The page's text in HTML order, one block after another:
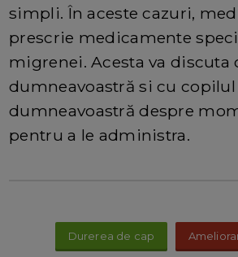
simpli. În aceste cazuri,
prescrie medicamente
migrenei. Acesta va discuta
dumneavoastră si cu copilul
dumneavoastră despre
pentru a le administra.
Durerea de cap